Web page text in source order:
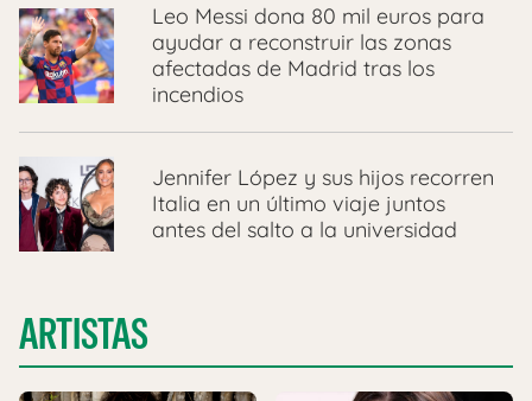
Leo Messi dona 80 mil euros para
ayudar a reconstruir las zonas
afectadas de Madrid tras los
incendios
Jennifer López y sus hijos recorren
Italia en un último viaje juntos
antes del salto a la universidad
ARTISTAS